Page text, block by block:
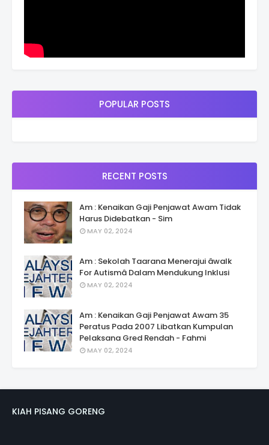
POPULAR POSTS
RECENT POSTS
Am : Kenaikan Gaji Penjawat Awam Tidak
Harus Didebatkan - Sim
MAY 02, 2024
Am : Sekolah Taarana Menerajui âwalk
For Autismâ Dalam Mendukung Inklusi
MAY 02, 2024
Am : Kenaikan Gaji Penjawat Awam 35
Peratus Pada 2007 Libatkan Kumpulan
Pelaksana Gred Rendah - Fahmi
MAY 02, 2024
KIAH PISANG GORENG